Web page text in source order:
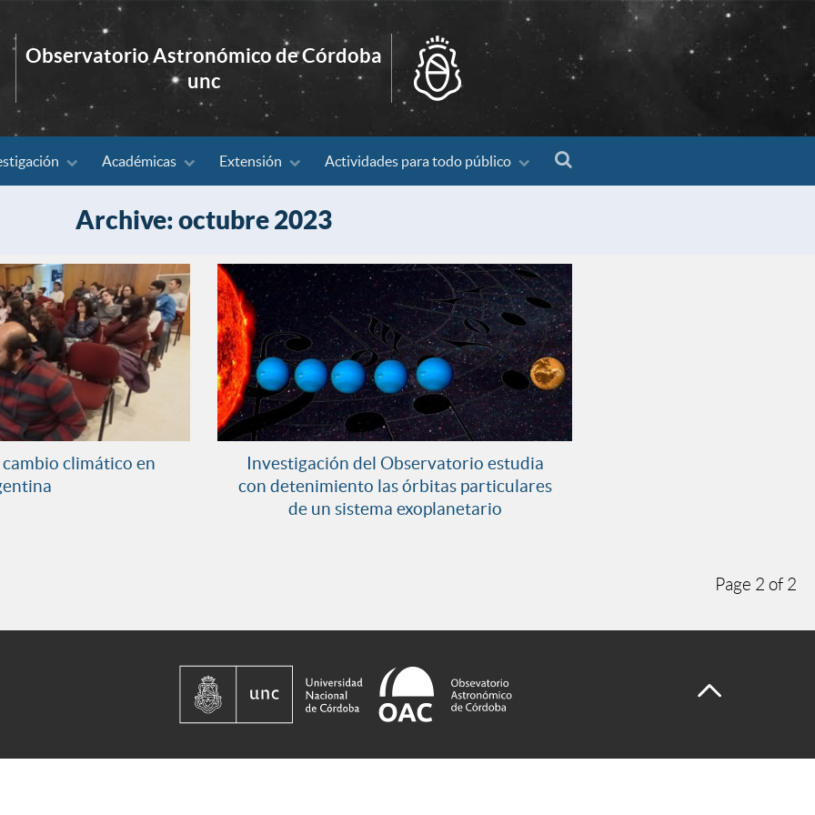
Observatorio Astronómico de Córdoba
unc
Académicas Extensión Actividades para todo público
Archive: octubre 2023
climático en
Investigación del Observatorio estudia
con detenimiento las órbitas particulares
de un sistema exoplanetario
Page 2 of 2